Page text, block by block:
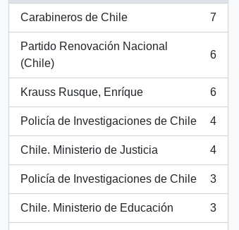
Carabineros de Chile
, 7 results
7
Partido Renovación Nacional
(Chile)
, 6 results
6
Krauss Rusque, Enríque
, 6 results
6
Policía de Investigaciones de Chile
, 4 results
4
Chile. Ministerio de Justicia
, 4 results
4
Policía de Investigaciones de Chile
, 3 results
3
Chile. Ministerio de Educación
, 3 results
3